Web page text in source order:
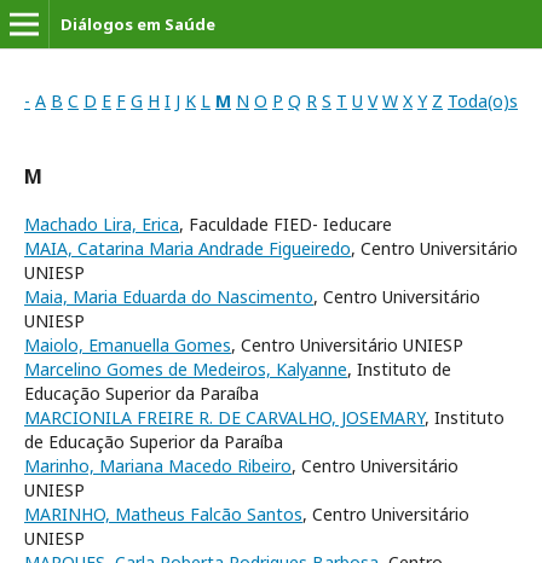
Diálogos em Saúde
- A B C D E F G H I J K L M N O P Q R S T U V W X Y Z Toda(o)s
M
Machado Lira, Erica, Faculdade FIED- Ieducare
MAIA, Catarina Maria Andrade Figueiredo, Centro Universitário
UNIESP
Maia, Maria Eduarda do Nascimento, Centro Universitário
UNIESP
Maiolo, Emanuella Gomes, Centro Universitário UNIESP
Marcelino Gomes de Medeiros, Kalyanne, Instituto de
Educação Superior da Paraíba
MARCIONILA FREIRE R. DE CARVALHO, JOSEMARY, Instituto
de Educação Superior da Paraíba
Marinho, Mariana Macedo Ribeiro, Centro Universitário
UNIESP
MARINHO, Matheus Falcão Santos, Centro Universitário
UNIESP